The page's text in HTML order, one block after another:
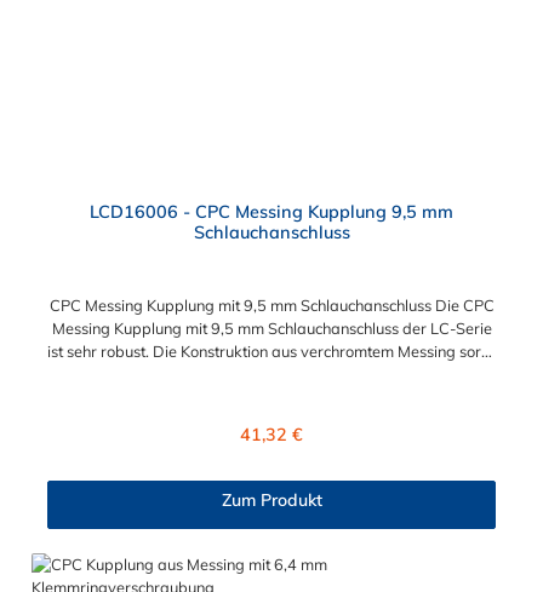
LCD16006 - CPC Messing Kupplung 9,5 mm
Schlauchanschluss
CPC Messing Kupplung mit 9,5 mm Schlauchanschluss Die CPC
Messing Kupplung mit 9,5 mm Schlauchanschluss der LC-Serie
ist sehr robust. Die Konstruktion aus verchromtem Messing sorgt
bequemes Verbinden und Trennen mit einer Hand. Die CPC
Flexibilität mit zahlreichen Konfigurationen und
Anschlussvarianten und ist sowohl mit den Acetal-Kupplungen
der PLC-Serie kombinierbar als auch mit den Polypropylen-
Kupplungen der PLC12-Serie. Zudem sind Kupplungen
Regulärer Preis:
41,32 €
Zum Produkt